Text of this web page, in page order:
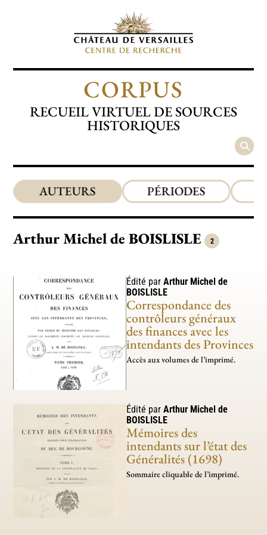
CORPUS
RECUEIL VIRTUEL DE SOURCES
HISTORIQUES
AUTEURS PÉRIODES
Arthur Michel deBOISLISLE 2
Édité parArthur Michel de
BOISLISLE
Correspondance des
contrôleurs généraux
des finances avec les
intendants des Provinces
Accès aux volumes de l’imprimé.
Édité parArthur Michel de
BOISLISLE
Mémoires des
intendants sur l’état des
Généralités (1698)
Sommaire cliquable de l’imprimé.